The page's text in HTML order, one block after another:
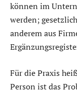
können im
werden;
anderem aus
Für die Praxis
Person ist das